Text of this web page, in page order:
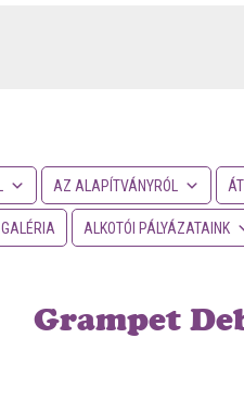
AZ ALAPÍTVÁNYRÓL
GALÉRIA ALKOTÓI PÁLYÁZATAINK
Grampet